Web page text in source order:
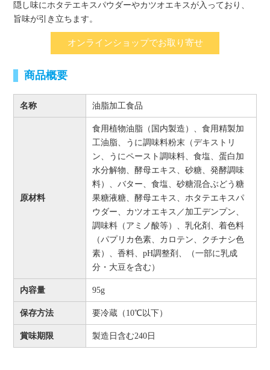
隠し味にホタテエキスパウダーやカツオエキスが入っており、
旨味が引き立ちます。
オンラインショップでお取り寄せ
商品概要
名称 油脂加工食品
原材料
食用植物油脂（国内製造）、食用精製加
工油脂、うに調味料粉末（デキストリ
ン、うにペースト調味料、食塩、蛋白加
水分解物、酵母エキス、砂糖、発酵調味
料）、バター、食塩、砂糖混合ぶどう糖
果糖液糖、酵母エキス、ホタテエキスパ
ウダー、カツオエキス／加工デンプン、
調味料（アミノ酸等）、乳化剤、着色料
（パプリカ色素、カロテン、クチナシ色
素）、香料、pH調整剤、（一部に乳成
分・大豆を含む）
内容量 95g
保存方法 要冷蔵（10℃以下）
賞味期限 製造日含む240日